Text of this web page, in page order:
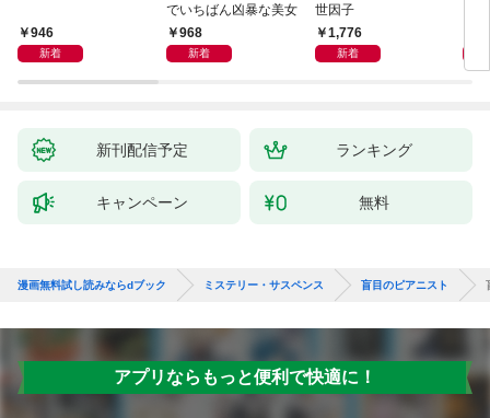
946
新着
でいちばん凶暴な美女
968
新着
世因子
1,776
新着
新刊配信予定 ランキング
キャンペーン 無料
漫画無料試し読みならdブック ミステリー・サスペンス 盲目のピアニスト
アプリならもっと便利で快適に！